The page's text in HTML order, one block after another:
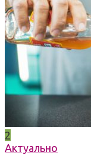
2
Актуально